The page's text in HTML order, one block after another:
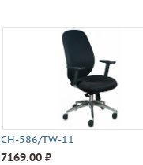
CH-586/TW-11
7169.00 ⃏